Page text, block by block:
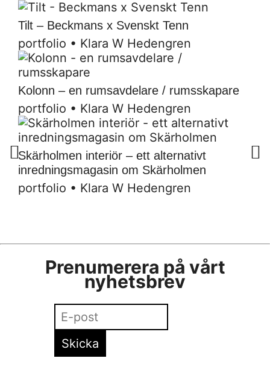
Tilt – Beckmans x Svenskt Tenn
portfolio • Klara W Hedengren
Kolonn – en rumsavdelare / rumsskapare
portfolio • Klara W Hedengren
Skärholmen interiör – ett alternativt
inredningsmagasin om Skärholmen
portfolio • Klara W Hedengren
Prenumerera på vårt
nyhetsbrev